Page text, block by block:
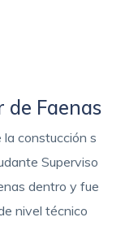
Faenas
la constucción s
Superviso
dentro y fue
nivel técnico